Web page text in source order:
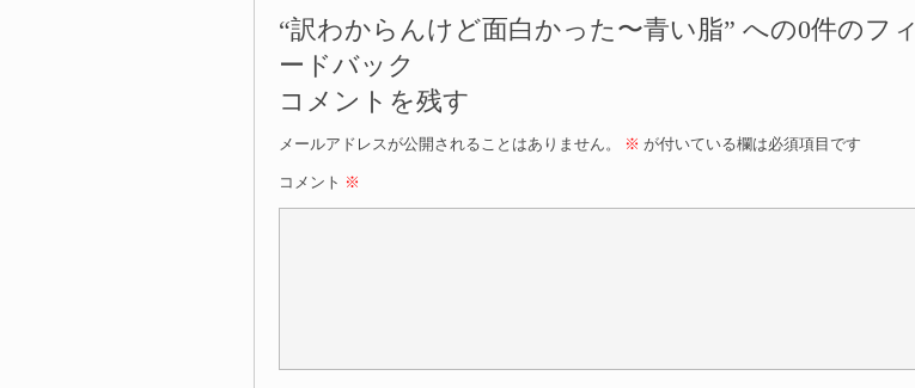
“訳わからんけど面白かった〜青い脂” への0件のフィ
ードバック
コメントを残す
メールアドレスが公開されることはありません。 ※ が付いている欄は必須項目です
コメント ※